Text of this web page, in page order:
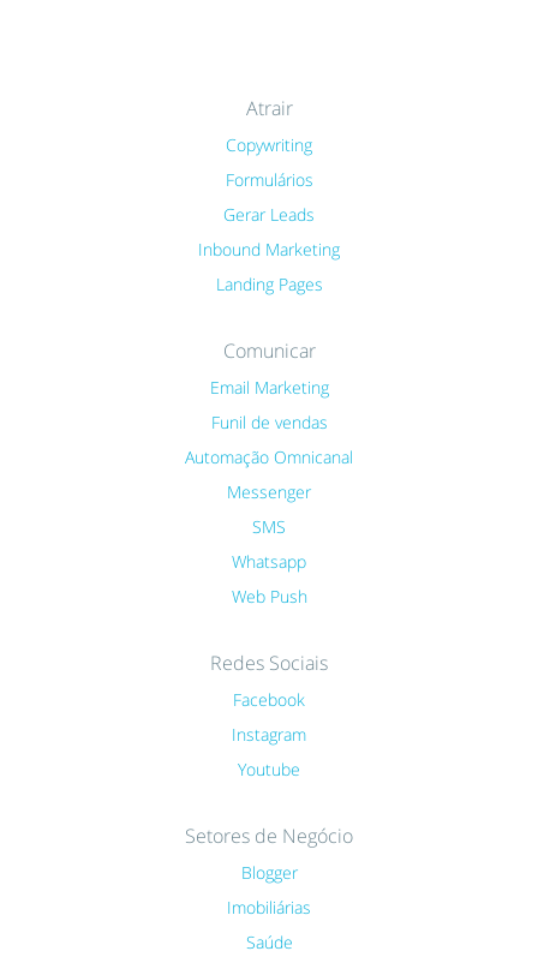
Atrair
Copywriting
Formulários
Gerar Leads
Inbound Marketing
Landing Pages
Comunicar
Email Marketing
Funil de vendas
Automação Omnicanal
Messenger
SMS
Whatsapp
Web Push
Redes Sociais
Facebook
Instagram
Youtube
Setores de Negócio
Blogger
Imobiliárias
Saúde